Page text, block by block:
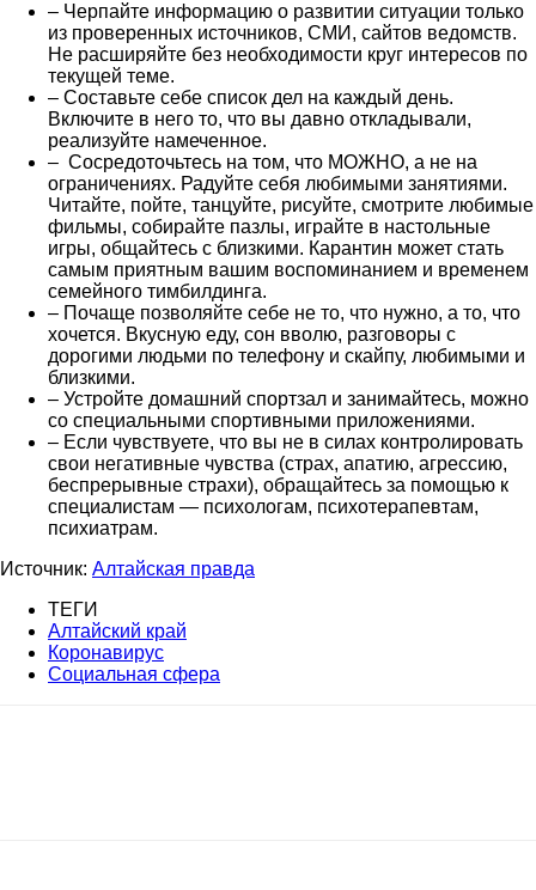
– Черпайте информацию о развитии ситуации только
из проверенных источников, СМИ, сайтов ведомств.
Не расширяйте без необходимости круг интересов по
текущей теме.
– Составьте себе список дел на каждый день.
Включите в него то, что вы давно откладывали,
реализуйте намеченное.
– Сосредоточьтесь на том, что МОЖНО, а не на
ограничениях. Радуйте себя любимыми занятиями.
Читайте, пойте, танцуйте, рисуйте, смотрите любимые
фильмы, собирайте пазлы, играйте в настольные
игры, общайтесь с близкими. Карантин может стать
самым приятным вашим воспоминанием и временем
семейного тимбилдинга.
– Почаще позволяйте себе не то, что нужно, а то, что
хочется. Вкусную еду, сон вволю, разговоры с
дорогими людьми по телефону и скайпу, любимыми и
близкими.
– Устройте домашний спортзал и занимайтесь, можно
со специальными спортивными приложениями.
– Если чувствуете, что вы не в силах контролировать
свои негативные чувства (страх, апатию, агрессию,
беспрерывные страхи), обращайтесь за помощью к
специалистам — психологам, психотерапевтам,
психиатрам.
Источник: Алтайская правда
ТЕГИ
Алтайский край
Коронавирус
Социальная сфера